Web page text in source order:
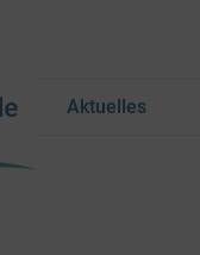
Aktuelles